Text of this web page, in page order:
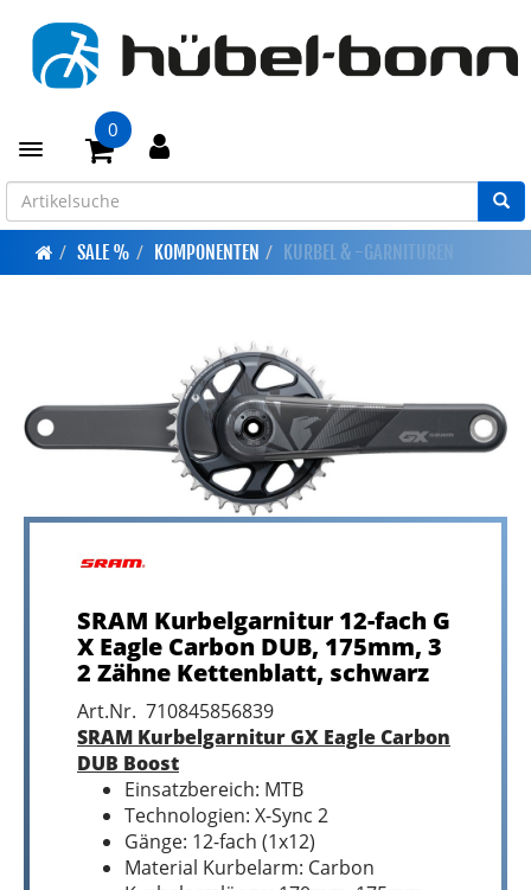
Toggle navigation
0
SALE % KOMPONENTEN KURBEL & -GARNITUREN
SRAM Kurbelgarnitur 12-fach G
X Eagle Carbon DUB, 175mm, 3
2 Zähne Kettenblatt, schwarz
Art.Nr. 710845856839
SRAM Kurbelgarnitur GX Eagle Carbon
DUB Boost
Einsatzbereich: MTB
Technologien: X-Sync 2
Gänge: 12-fach (1x12)
Material Kurbelarm: Carbon